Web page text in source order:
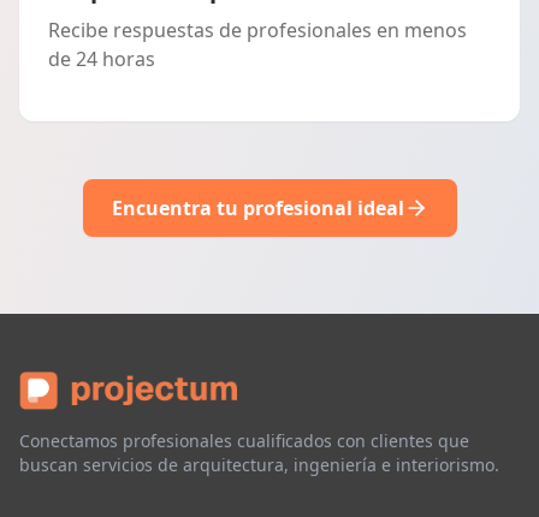
Recibe respuestas de profesionales en menos
de 24 horas
Encuentra tu profesional ideal
Conectamos profesionales cualificados con clientes que
buscan servicios de arquitectura, ingeniería e interiorismo.